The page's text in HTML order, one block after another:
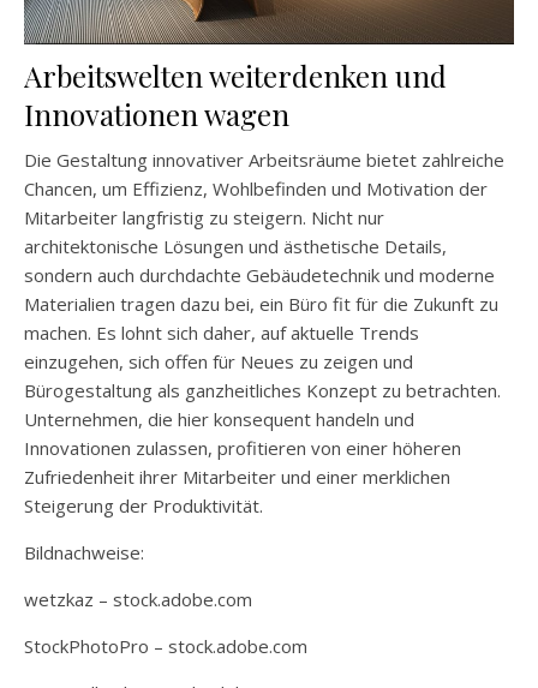
Arbeitswelten weiterdenken und
Innovationen wagen
Die Gestaltung innovativer Arbeitsräume bietet zahlreiche
Chancen, um Effizienz, Wohlbefinden und Motivation der
Mitarbeiter langfristig zu steigern. Nicht nur
architektonische Lösungen und ästhetische Details,
sondern auch durchdachte Gebäudetechnik und moderne
Materialien tragen dazu bei, ein Büro fit für die Zukunft zu
machen. Es lohnt sich daher, auf aktuelle Trends
einzugehen, sich offen für Neues zu zeigen und
Bürogestaltung als ganzheitliches Konzept zu betrachten.
Unternehmen, die hier konsequent handeln und
Innovationen zulassen, profitieren von einer höheren
Zufriedenheit ihrer Mitarbeiter und einer merklichen
Steigerung der Produktivität.
Bildnachweise:
wetzkaz – stock.adobe.com
StockPhotoPro – stock.adobe.com